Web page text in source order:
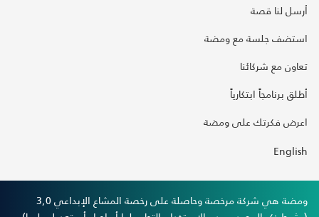
أرسل لنا قصة
استضف جلسة مع ومضة
تعاون مع شركائنا
أطلق برنامجاً ابتكارياً
اعرض فكرتك على ومضة
English
ومضة هي شركة مرخصة وحاصلة على رخصة المشاع الإبداعي 3,0